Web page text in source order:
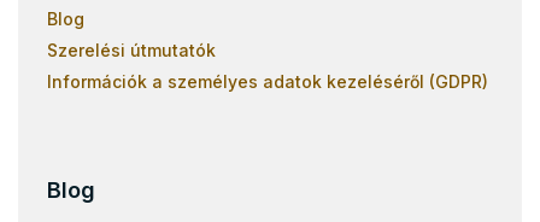
Blog
Szerelési útmutatók
Információk a személyes adatok kezeléséről (GDPR)
Blog